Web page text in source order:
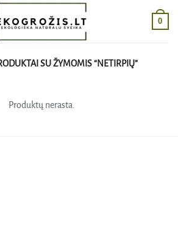
0
SU ŽYMOMIS “NETIRPIŲ”
Produktų nerasta.